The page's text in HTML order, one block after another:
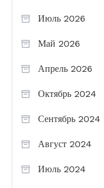
Июль 2026
Май 2026
Апрель 2026
Октябрь 2024
Сентябрь 2024
Август 2024
Июль 2024